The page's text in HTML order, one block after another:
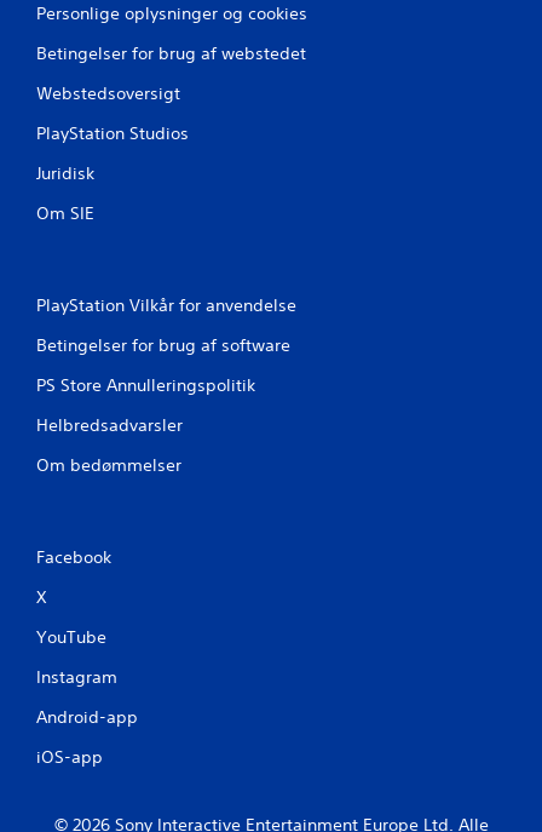
Personlige oplysninger og cookies
Betingelser for brug af webstedet
Webstedsoversigt
PlayStation Studios
Juridisk
Om SIE
PlayStation Vilkår for anvendelse
Betingelser for brug af software
PS Store Annulleringspolitik
Helbredsadvarsler
Om bedømmelser
Facebook
X
YouTube
Instagram
Android-app
iOS-app
© 2026 Sony Interactive Entertainment Europe Ltd. Alle